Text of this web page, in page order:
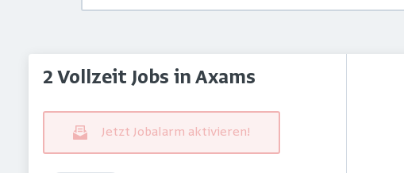
2 Vollzeit Jobs in Axams
Jetzt Jobalarm aktivieren!